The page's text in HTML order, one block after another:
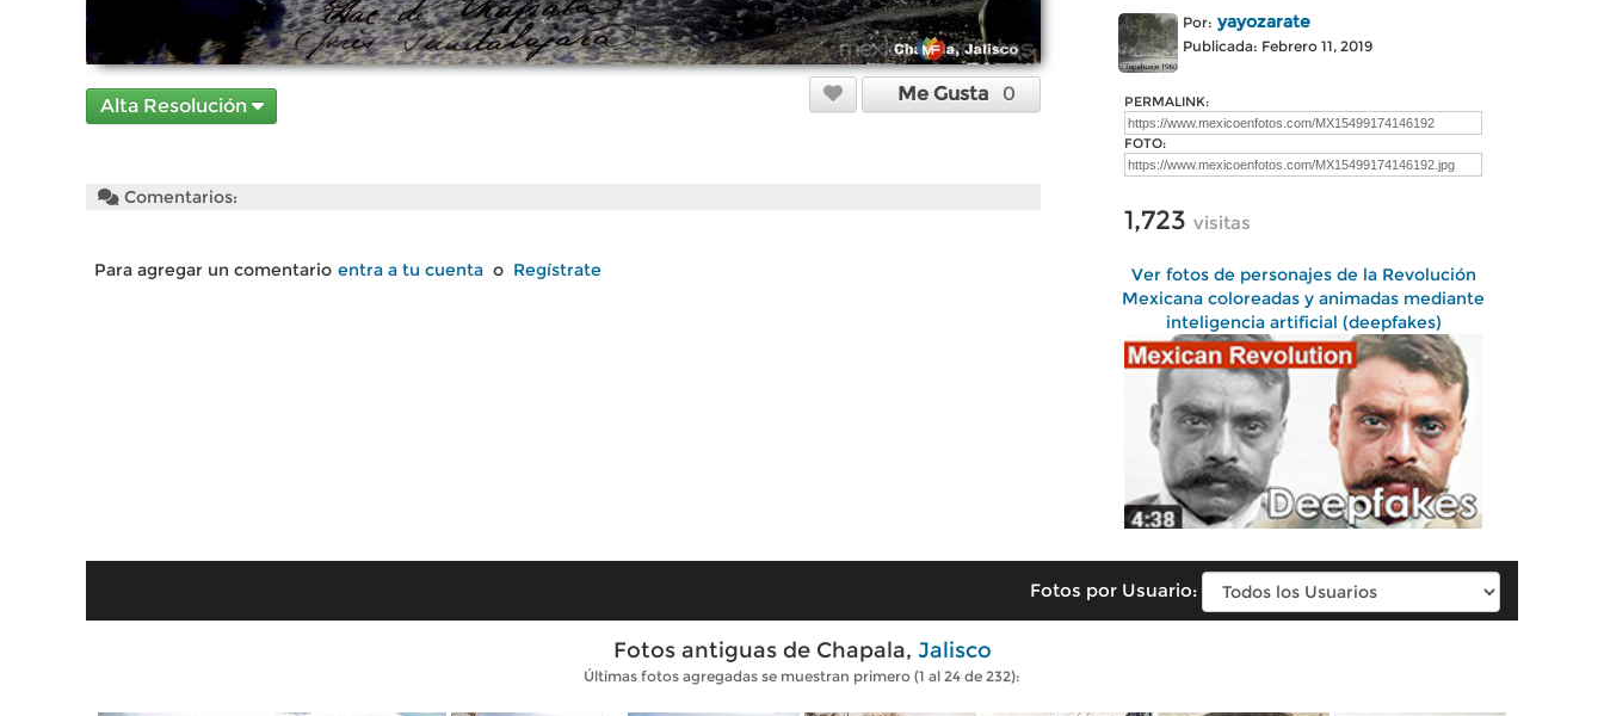
Alta Resolución
Me Gusta 0
Comentarios:
Para agregar un comentario entra a tu cuenta o Regístrate
Por: yayozarate
Publicada: Febrero 11, 2019
PERMALINK:
FOTO:
1,723 visitas
Ver fotos de personajes de la Revolución
Mexicana coloreadas y animadas mediante
inteligencia artificial (deepfakes)
Fotos por Usuario:
Fotos antiguas de Chapala, Jalisco
Últimas fotos agregadas se muestran primero (1 al 24 de 232):